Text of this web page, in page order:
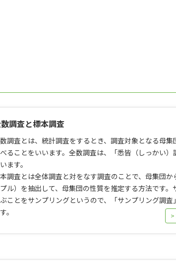
調査と標本調査
調査とは、統計調査をするとき、調査対象となる母集
ることをいいます。全数調査は、「悉皆（しっかい）
ます。
調査とは全体調査と対をなす調査のことで、母集団か
ル）を抽出して、母集団の性質を推定する方法です。
ことをサンプリングというので、「サンプリング調査
。